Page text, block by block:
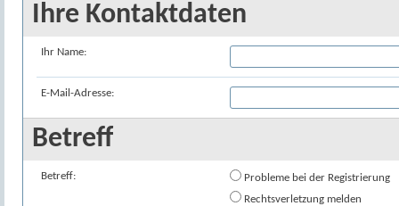
Ihre Kontaktdaten
Ihr Name:
E-Mail-Adresse:
Betreff
Betreff:
Probleme bei der Registrierung
Rechtsverletzung melden